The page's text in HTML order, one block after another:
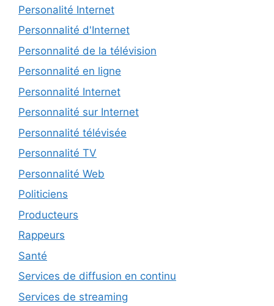
Personalité Internet
Personnalité d'Internet
Personnalité de la télévision
Personnalité en ligne
Personnalité Internet
Personnalité sur Internet
Personnalité télévisée
Personnalité TV
Personnalité Web
Politiciens
Producteurs
Rappeurs
Santé
Services de diffusion en continu
Services de streaming